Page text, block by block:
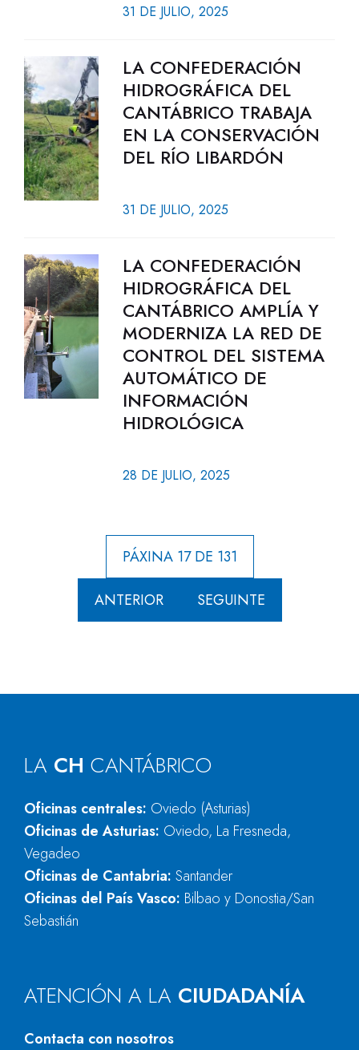
31 DE JULIO, 2025
LA CONFEDERACIÓN
HIDROGRÁFICA DEL
CANTÁBRICO TRABAJA
EN LA CONSERVACIÓN
DEL RÍO LIBARDÓN
31 DE JULIO, 2025
LA CONFEDERACIÓN
HIDROGRÁFICA DEL
CANTÁBRICO AMPLÍA Y
MODERNIZA LA RED DE
CONTROL DEL SISTEMA
AUTOMÁTICO DE
INFORMACIÓN
HIDROLÓGICA
28 DE JULIO, 2025
PÁXINA 17 DE 131
ANTERIOR SEGUINTE
LA CH CANTÁBRICO
Oficinas centrales: Oviedo (Asturias)
Oficinas de Asturias: Oviedo, La Fresneda,
Vegadeo
Oficinas de Cantabria: Santander
Oficinas del País Vasco: Bilbao y Donostia/San
Sebastián
ATENCIÓN A LA CIUDADANÍA
Contacta con nosotros